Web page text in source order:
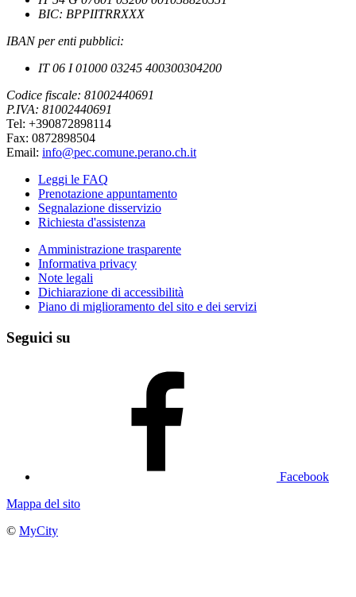
BIC: BPPIITRRXXX
IBAN per enti pubblici:
IT 06 I 01000 03245 400300304200
Codice fiscale: 81002440691
P.IVA: 81002440691
Tel: +390872898114
Fax: 0872898504
Email: info@pec.comune.perano.ch.it
Leggi le FAQ
Prenotazione appuntamento
Segnalazione disservizio
Richiesta d'assistenza
Amministrazione trasparente
Informativa privacy
Note legali
Dichiarazione di accessibilità
Piano di miglioramento del sito e dei servizi
Seguici su
Facebook
Mappa del sito
© MyCity